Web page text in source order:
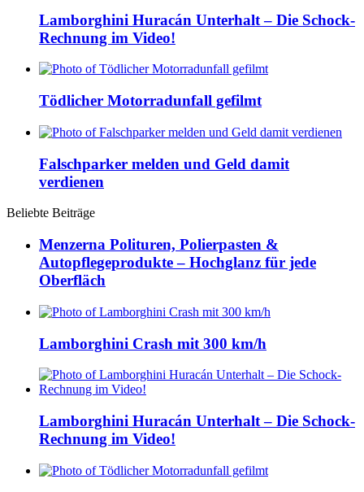
Lamborghini Huracán Unterhalt – Die Schock-
Rechnung im Video!
Tödlicher Motorradunfall gefilmt
Falschparker melden und Geld damit
verdienen
Beliebte Beiträge
Menzerna Polituren, Polierpasten &
Autopflegeprodukte – Hochglanz für jede
Oberfläch
Lamborghini Crash mit 300 km/h
Lamborghini Huracán Unterhalt – Die Schock-
Rechnung im Video!